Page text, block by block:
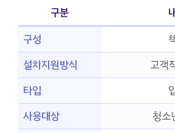
구분
구성
설치지원방식
고객
타입
사용대상
청소